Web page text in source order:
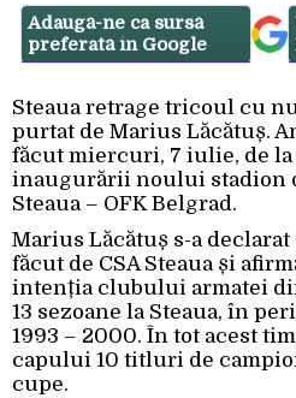
Adaugă-ne ca sursă
preferată în Google
Steaua retrage tricoul cu
purtat de Marius Lăcătuș.
făcut miercuri, 7 iulie, de la
inaugurării noului stadion
Steaua – OFK Belgrad.
Marius Lăcătuș s-a
făcut de CSA Steaua și
intenția clubului armatei
13 sezoane la Steaua, în
1993 – 2000. În tot acest
capului 10 titluri de
cupe.